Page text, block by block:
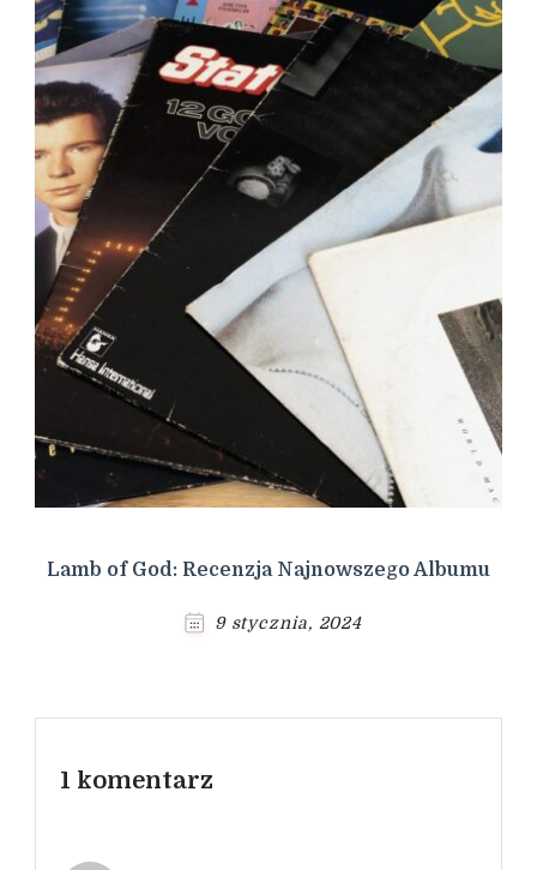
Lamb of God: Recenzja Najnowszego Albumu
9 stycznia, 2024
1 komentarz